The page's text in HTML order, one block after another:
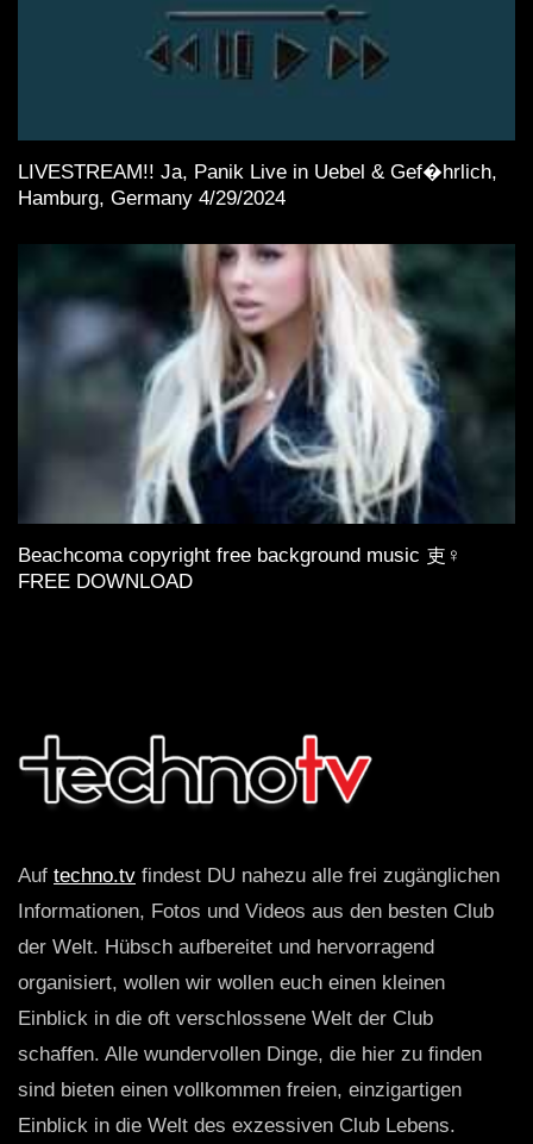
LIVESTREAM!! Ja, Panik Live in Uebel & Gef�hrlich,
Hamburg, Germany 4/29/2024
Beachcoma copyright free background music 吏‍♀️
FREE DOWNLOAD
Auf techno.tv findest DU nahezu alle frei zugänglichen
Informationen, Fotos und Videos aus den besten Club
der Welt. Hübsch aufbereitet und hervorragend
organisiert, wollen wir wollen euch einen kleinen
Einblick in die oft verschlossene Welt der Club
schaffen. Alle wundervollen Dinge, die hier zu finden
sind bieten einen vollkommen freien, einzigartigen
Einblick in die Welt des exzessiven Club Lebens.